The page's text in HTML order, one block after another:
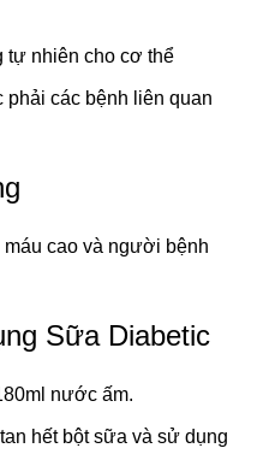
tự nhiên cho cơ thể
phải các bệnh liên quan
cao và người bệnh
Sữa Diabetic
nước ấm.
hết bột sữa và sử dụng